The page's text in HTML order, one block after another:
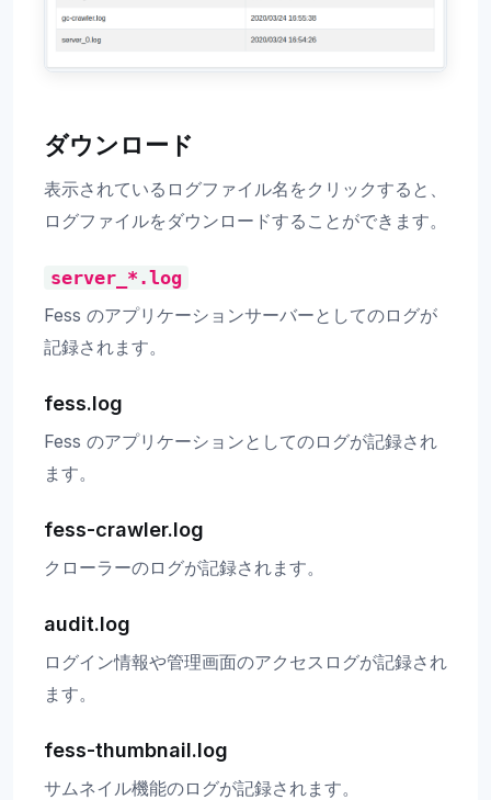
ダウンロード
表示されているログファイル名をクリックすると、
ログファイルをダウンロードすることができます。
server_*.log
Fess のアプリケーションサーバーとしてのログが
記録されます。
fess.log
Fess のアプリケーションとしてのログが記録され
ます。
fess-crawler.log
クローラーのログが記録されます。
audit.log
ログイン情報や管理画面のアクセスログが記録され
ます。
fess-thumbnail.log
サムネイル機能のログが記録されます。